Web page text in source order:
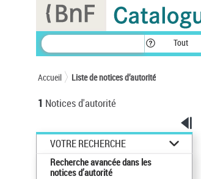
Tout
Accueil Liste de notices d’autorité
1 Notices d'autorité
VOTRE RECHERCHE
Recherche avancée dans les
notices d’autorité
Panneau de gestion des cookies